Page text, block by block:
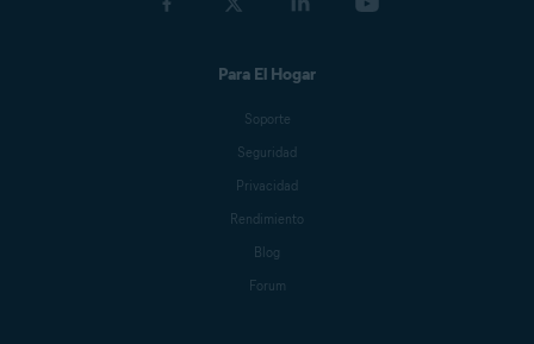
Para El Hogar
Soporte
Seguridad
Privacidad
Rendimiento
Blog
Forum